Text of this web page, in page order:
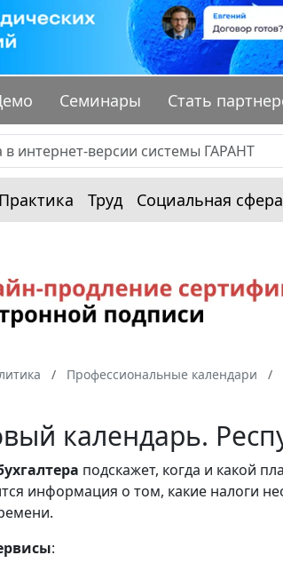
Семинары Стать
Практика Труд Социальная сфера
Профессиональные календари
календарь.
подскажет, когда и какой
информация о том, какие налоги
: